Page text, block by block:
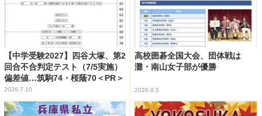
【中学受験2027】四谷大塚、第2
回合不合判定テスト（7/5実施）
偏差値…筑駒74・桜蔭70＜PR＞
2026.7.10
高校囲碁全国大会、団体戦は
灘・南山女子部が優勝
2026.8.5